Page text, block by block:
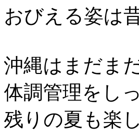
おびえる姿は
沖縄はまだま
体調管理をし
残りの夏も楽